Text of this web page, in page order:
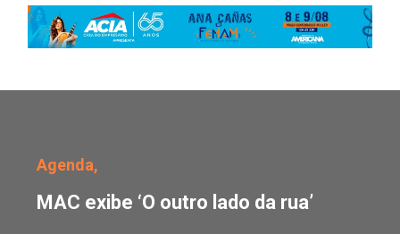
Agenda,
MAC exibe ‘O outro lado da rua’